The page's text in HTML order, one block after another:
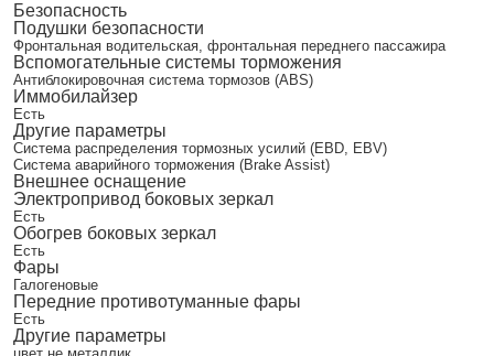
Безопасность
Подушки безопасности
Фронтальная водительская, фронтальная переднего пассажира
Вспомогательные системы торможения
Антиблокировочная система тормозов (ABS)
Иммобилайзер
Есть
Другие параметры
Система распределения тормозных усилий (EBD, EBV)
Система аварийного торможения (Brake Assist)
Внешнее оснащение
Электропривод боковых зеркал
Есть
Обогрев боковых зеркал
Есть
Фары
Галогеновые
Передние противотуманные фары
Есть
Другие параметры